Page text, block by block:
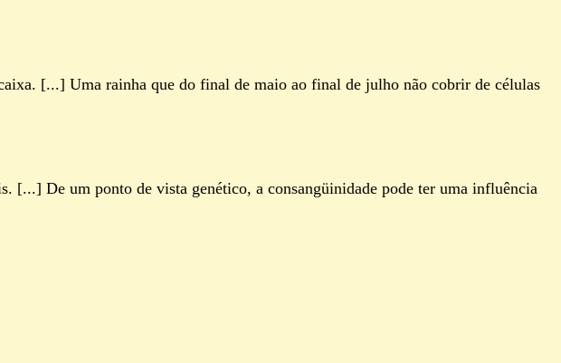
[...] Uma rainha que do final de maio ao final de julho não cobrir de células
[...] De um ponto de vista genético, a consangüinidade pode ter uma influência